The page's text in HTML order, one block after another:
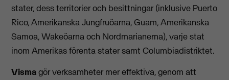
stater, dess territorier och besittningar (inklusive Puerto
Rico, Amerikanska Jungfruöarna, Guam, Amerikanska
Samoa, Wakeöarna och Nordmarianerna), varje stat
inom Amerikas förenta stater samt Columbiadistriktet.
Vismagör verksamheter mer effektiva, genom att